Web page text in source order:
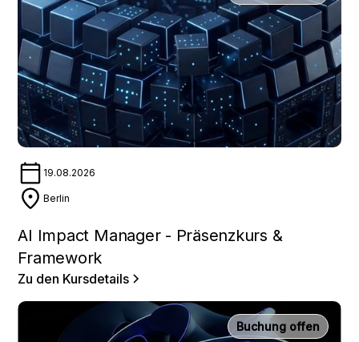
19.08.2026
Berlin
AI Impact Manager - Präsenzkurs &
Framework
Zu den Kursdetails
Buchung offen